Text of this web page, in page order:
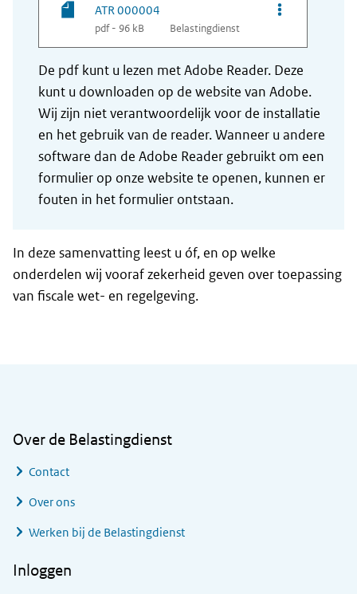
ATR 000004
pdf - 96 kB Belastingdienst
Opties van
De pdf kunt u lezen met Adobe Reader. Deze
kunt u downloaden op de website van Adobe.
Wij zijn niet verantwoordelijk voor de installatie
en het gebruik van de reader. Wanneer u andere
software dan de Adobe Reader gebruikt om een
formulier op onze website te openen, kunnen er
fouten in het formulier ontstaan.
In deze samenvatting leest u óf, en op welke
onderdelen wij vooraf zekerheid geven over toepassing
van fiscale wet- en regelgeving.
Over de Belastingdienst
Contact
Over ons
Werken bij de Belastingdienst
Inloggen